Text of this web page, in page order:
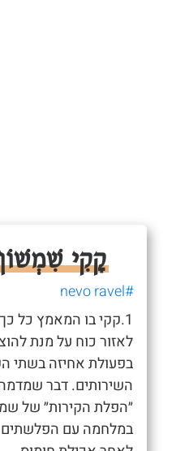
קָקִי
#nevo ravel
1.קקי בו המאמץ כל
לאזור כוח על מנת
בפעולת אחיזה בשתי
השירותים. דבר
״הפלת הקירות״ של
במלחמה עם